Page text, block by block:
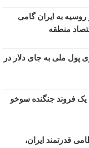
روسیه به ایران گامی
منطقه
پول‌‌ ملی به جای دلار در
یک فروند جنگنده سوخو
قدرتمند ایران،